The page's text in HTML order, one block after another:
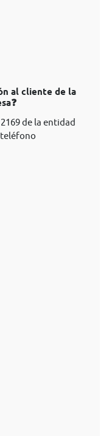
al cliente de la
de la entidad